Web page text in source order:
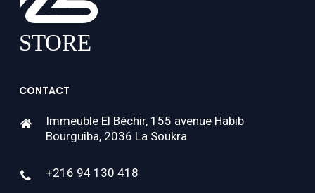
CONTACT
Immeuble El Béchir, 155 avenue Habib
Bourguiba, 2036 La Soukra
+216 94 130 418